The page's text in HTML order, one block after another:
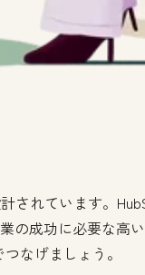
されています。
の成功に必要な高
なげましょう。